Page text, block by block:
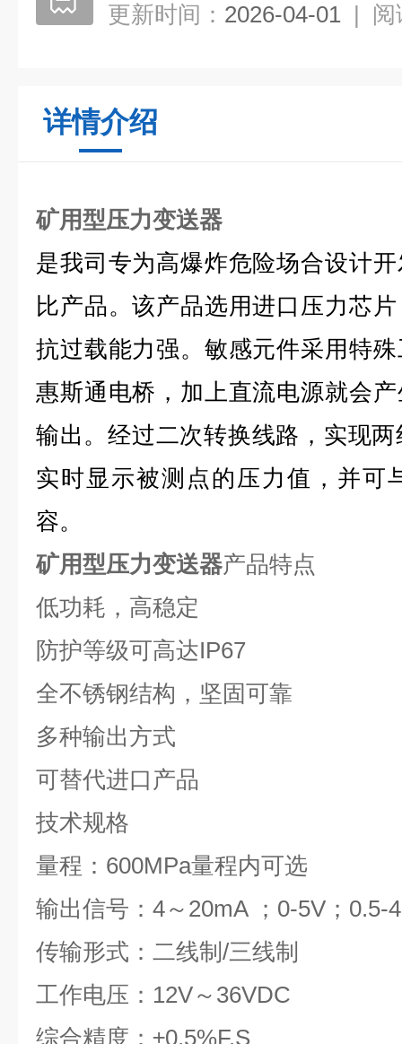
更新时间： 2026-04-01 | 阅
详情介绍
矿用型压力变送器
是我司专为高爆炸危险场合设计
比产品。该产品选用进口压力芯
抗过载能力强。敏感元件采用特
惠斯通电桥，加上直流电源就会
输出。经过二次转换线路，实现两
实时显示被测点的压力值，并可
容。
矿用型压力变送器产品特点
低功耗，高稳定
防护等级可高达IP67
全不锈钢结构，坚固可靠
多种输出方式
可替代进口产品
技术规格
量程：600MPa量程内可选
输出信号：4～20mA ；0-5V；
传输形式：二线制/三线制
工作电压：12V～36VDC
综合精度：±0.5%F.S